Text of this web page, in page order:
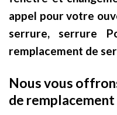
appel pour votre
serrure, serrure
remplacement de
Nous vous
de